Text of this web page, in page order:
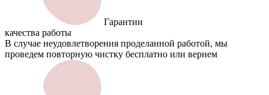
Гарантии
качества работы
В случае неудовлетворения проделанной работой, мы
проведем повторную чистку бесплатно или вернем